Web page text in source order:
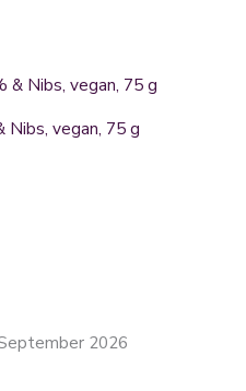
Nibs, vegan, 75 g
2026